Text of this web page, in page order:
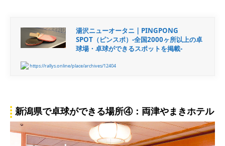
湯沢ニューオータニ | PINGPONG
SPOT（ピンスポ）-全国2000ヶ所以上の卓
球場・卓球ができるスポットを掲載-
https://rallys.online/place/archives/12404
新潟県で卓球ができる場所④：両津やまきホテル